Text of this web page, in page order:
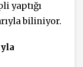
yaptığı
biliniyor.